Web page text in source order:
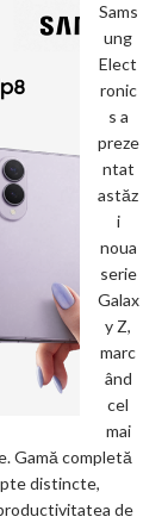
Sams
ung
Elect
ronic
s a
preze
ntat
astăz
i
noua
serie
Galax
y Z,
marc
ând
cel
mai
Gamă completă
distincte,
de